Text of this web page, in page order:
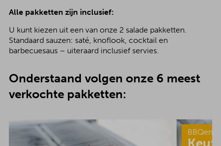
Alle pakketten zijn inclusief:
U kunt kiezen uit een van onze 2 salade pakketten.
Standaard sauzen: saté, knoflook, cocktail en
barbecuesaus – uiteraard inclusief servies.
Onderstaand volgen onze 6 meest
verkochte pakketten: